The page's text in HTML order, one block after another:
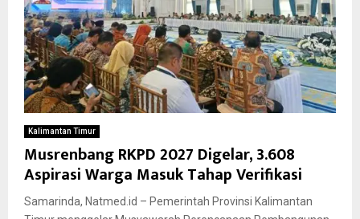
Kalimantan Timur
Musrenbang RKPD 2027 Digelar, 3.608
Aspirasi Warga Masuk Tahap Verifikasi
Samarinda, Natmed.id – Pemerintah Provinsi Kalimantan